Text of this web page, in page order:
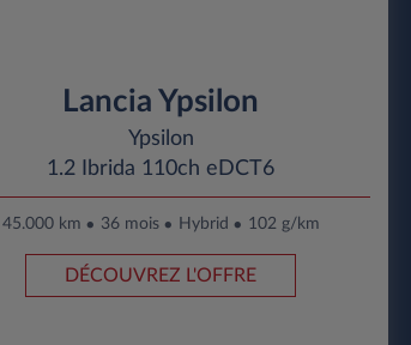
Lancia Ypsilon
Ypsilon
1.2 Ibrida 110ch eDCT6
45.000 km 36 mois Hybrid 102 g/km
DÉCOUVREZ L'OFFRE